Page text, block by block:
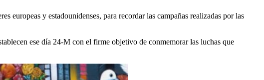
europeas y estadounidenses, para recordar las campañas realizadas por las
ese día 24-M con el firme objetivo de conmemorar las luchas que